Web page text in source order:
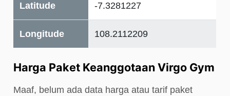
Latitude -7.3281227
Longitude 108.2112209
Harga Paket Keanggotaan Virgo Gym
Maaf, belum ada data harga atau tarif paket